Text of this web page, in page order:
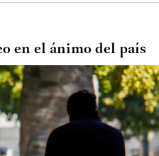
en el ánimo del país